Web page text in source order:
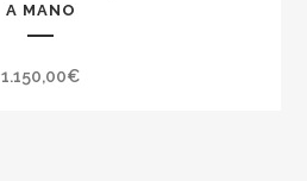
A MANO
1.150,00€